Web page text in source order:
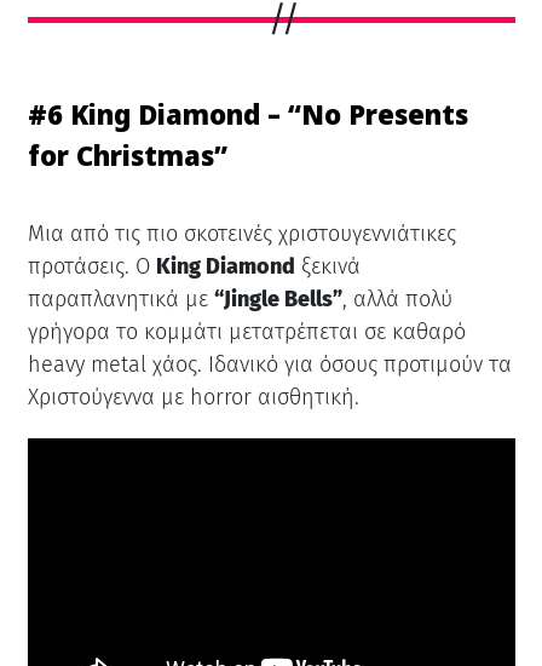
#6 King Diamond – “No Presents
for Christmas”
Μια από τις πιο σκοτεινές χριστουγεννιάτικες
προτάσεις. Ο King Diamond ξεκινά
παραπλανητικά με “Jingle Bells”, αλλά πολύ
γρήγορα το κομμάτι μετατρέπεται σε καθαρό
heavy metal χάος. Ιδανικό για όσους προτιμούν τα
Χριστούγεννα με horror αισθητική.